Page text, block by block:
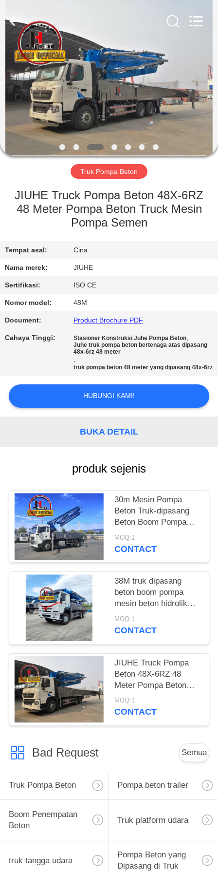
RUMAH
PRODUK
VIDEO
PERTUNJUKAN
VR
TENTANG
KAMI
PABRIK
KONTROL
KUALITAS
KAMI
PENAWARAN
Co.,
Reserved.
Truk Pompa Beton
JIUHE Truck Pompa Beton 48X-6RZ
48 Meter Pompa Beton Truck Mesin
Pompa Semen
Tempat asal: Cina
Nama merek: JIUHE
Sertifikasi: ISO CE
Nomor model: 48M
Document: Product Brochure PDF
Cahaya Tinggi: Stasioner Konstruksi Juhe Pompa Beton,
Juhe truk pompa beton bertenaga atas dipasang
48x-6rz 48 meter
,
truk pompa beton 48 meter yang dipasang 48x-6rz
HUBUNGI KAMI!
BUKA DETAIL
produk sejenis
30m Mesin Pompa
Beton Truk-dipasang
Beton Boom Pompa
Truk 30m 38m 48m
52m 56m 58m 62m
MOQ:1
CONTACT
38M truk dipasang
beton boom pompa
mesin beton hidrolik
beton pompa truk
MOQ:1
CONTACT
JIUHE Truck Pompa
Beton 48X-6RZ 48
Meter Pompa Beton
Truck Mesin Pompa
Semen
MOQ:1
CONTACT
Bad Request Semua
Truk Pompa Beton Pompa beton trailer
Boom Penempatan
Beton
Truk platform udara
truk tangga udara
Pompa Beton yang
Dipasang di Truk